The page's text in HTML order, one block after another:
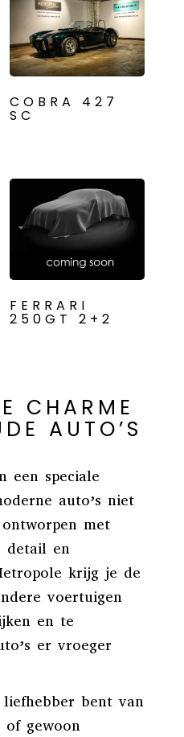
COBRA 427
SC
FERRARI
250GT 2+2
CHARME
AUTO’S
een speciale
auto’s niet
met
detail en
krijg je de
voertuigen
en te
er vroeger
bent van
of gewoon